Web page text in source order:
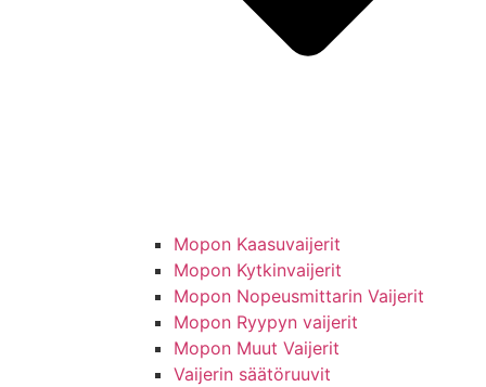
Mopon Kaasuvaijerit
Mopon Kytkinvaijerit
Mopon Nopeusmittarin Vaijerit
Mopon Ryypyn vaijerit
Mopon Muut Vaijerit
Vaijerin säätöruuvit